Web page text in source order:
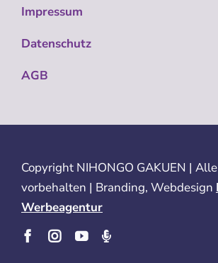
Impressum
Datenschutz
AGB
Copyright NIHONGO GAKUEN |
vorbehalten | Branding, Webdesign
Werbeagentur